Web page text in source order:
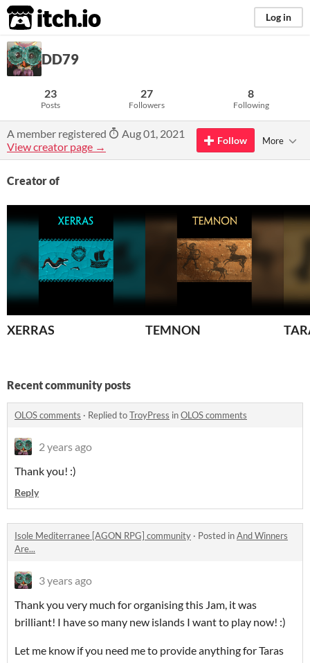
itch.io Log in
DD79
23
Posts
27
Followers
8
Following
A member registered
Aug 01, 2021
View creator page →
Follow More
Creator of
XERRAS TEMNON
Recent community posts
OLOS comments · Replied toTroyPress inOLOS comments
2 years ago
Thank you! :)
Reply
Isole Mediterranee [AGON RPG] community · Posted inAnd Winners
Are...
3 years ago
Thank you very much for organising this Jam, it was
brilliant! I have so many new islands I want to play now! :)
Let me know if you need me to provide anything for Taras